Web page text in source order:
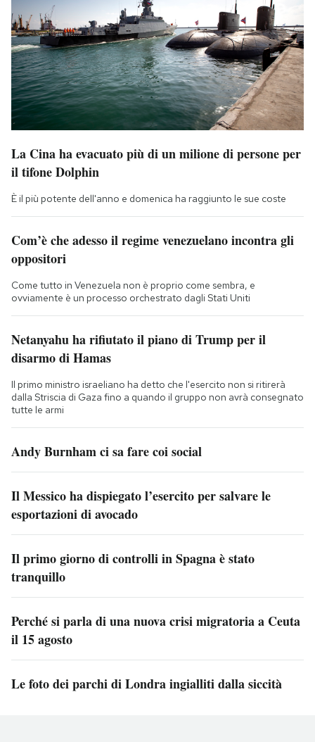
La Cina ha evacuato più di un milione di persone per
il tifone Dolphin
È il più potente dell'anno e domenica ha raggiunto le sue coste
Com’è che adesso il regime venezuelano incontra gli
oppositori
Come tutto in Venezuela non è proprio come sembra, e
ovviamente è un processo orchestrato dagli Stati Uniti
Netanyahu ha rifiutato il piano di Trump per il
disarmo di Hamas
Il primo ministro israeliano ha detto che l'esercito non si ritirerà
dalla Striscia di Gaza fino a quando il gruppo non avrà consegnato
tutte le armi
Andy Burnham ci sa fare coi social
Il Messico ha dispiegato l’esercito per salvare le
esportazioni di avocado
Il primo giorno di controlli in Spagna è stato
tranquillo
Perché si parla di una nuova crisi migratoria a Ceuta
il 15 agosto
Le foto dei parchi di Londra ingialliti dalla siccità